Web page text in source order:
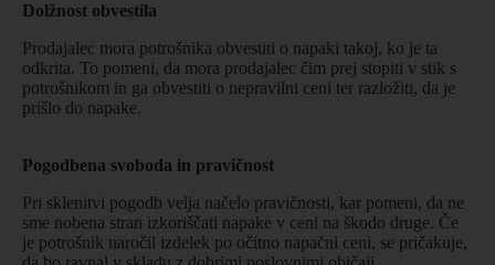
Dolžnost obvestila
Prodajalec mora potrošnika obvestiti o napaki takoj, ko je ta
odkrita. To pomeni, da mora prodajalec čim prej stopiti v stik s
potrošnikom in ga obvestiti o nepravilni ceni ter razložiti, da je
prišlo do napake.
Pogodbena svoboda in pravičnost
Pri sklenitvi pogodb velja načelo pravičnosti, kar pomeni, da ne
sme nobena stran izkoriščati napake v ceni na škodo druge. Če
je potrošnik naročil izdelek po očitno napačni ceni, se pričakuje,